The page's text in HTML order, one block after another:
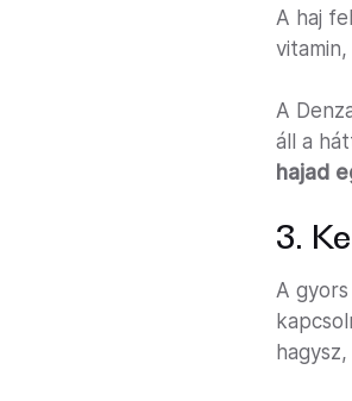
A haj
A
áll a
hajad
3.
A